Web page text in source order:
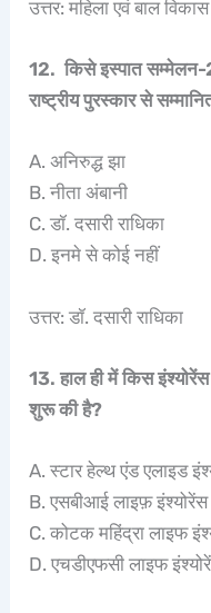
उत्तर: महिला एवं बाल
12. किसे इस्पात सम्मेलन-
राष्ट्रीय पुरस्कार से
A. अनिरुद्ध झा
B. नीता अंबानी
C. डॉ. दसारी राधिका
D. इनमे से कोई नहीं
उत्तर: डॉ. दसारी राधिका
13. हाल ही में किस इंश्योरेंस
शुरू की है?
A. स्टार हेल्थ एंड एलाइड
B. एसबीआई लाइफ़ इंश्योरेंस
C. कोटक महिंद्रा लाइफ
D. एचडीएफसी लाइफ